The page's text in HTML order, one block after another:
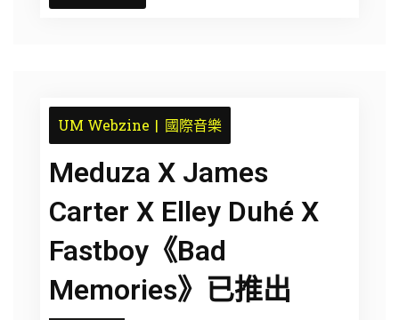
UM Webzine 國際音樂
Meduza X James
Carter X Elley Duhé X
Fastboy《Bad
Memories》已推出